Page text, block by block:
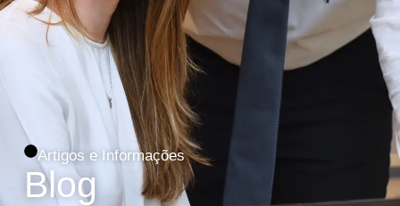
Artigos e Informações
Blog